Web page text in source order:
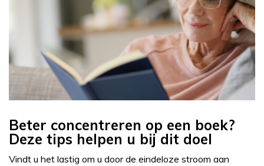
Beter concentreren op een boek?
Deze tips helpen u bij dit doel
Vindt u het lastig om u door de eindeloze stroom aan